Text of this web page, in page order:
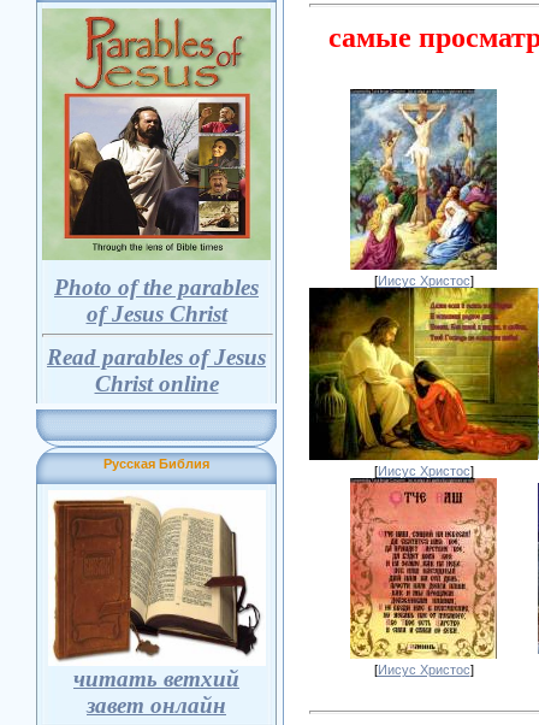
Photo of the parables
of Jesus Christ
Read parables of Jesus
Christ online
Русская Библия
читать ветхий
завет онлайн
самые
[Иисус Христос]
[Иисус Христос]
[Иисус Христос]